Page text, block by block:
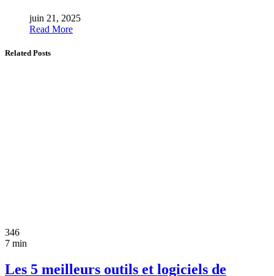
juin 21, 2025
Read More
Related Posts
346
7 min
Les 5 meilleurs outils et logiciels de